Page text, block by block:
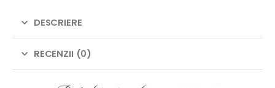
DESCRIERE
RECENZII (0)